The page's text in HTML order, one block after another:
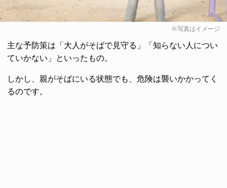
※写真はイメージ
主な予防策は「大人がそばで見守る」「知らない人につい
ていかない」といったもの。
しかし、親がそばにいる状態でも、危険は襲いかかってく
るのです。